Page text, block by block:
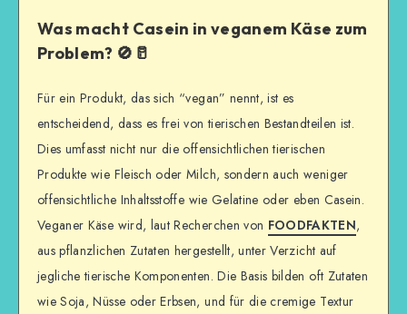
Was macht Casein in veganem Käse zum
Problem? 🚫🥛
Für ein Produkt, das sich “vegan” nennt, ist es
entscheidend, dass es frei von tierischen Bestandteilen ist.
Dies umfasst nicht nur die offensichtlichen tierischen
Produkte wie Fleisch oder Milch, sondern auch weniger
offensichtliche Inhaltsstoffe wie Gelatine oder eben Casein.
Veganer Käse wird, laut Recherchen von FOODFAKTEN,
aus pflanzlichen Zutaten hergestellt, unter Verzicht auf
jegliche tierische Komponenten. Die Basis bilden oft Zutaten
wie Soja, Nüsse oder Erbsen, und für die cremige Textur